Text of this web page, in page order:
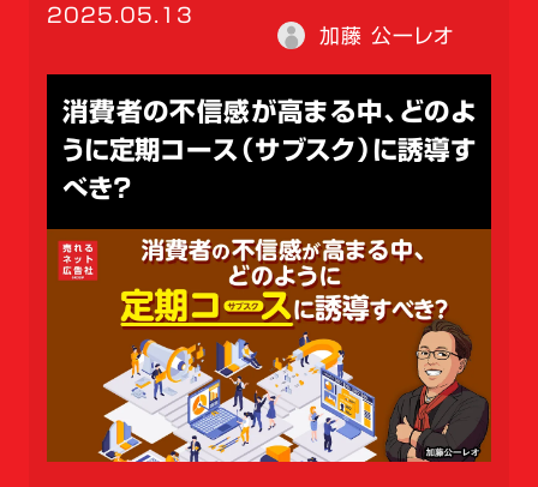
2025.05.13
加藤 公一レオ
消費者の不信感が高まる中、どのよ
うに定期コース（サブスク）に誘導す
べき？